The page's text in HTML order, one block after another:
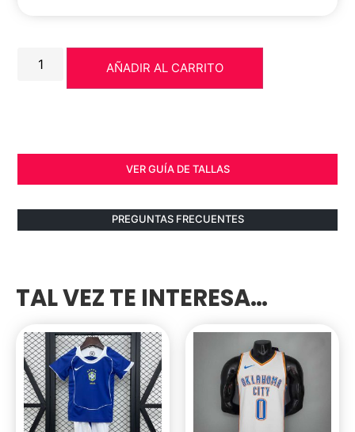
AÑADIR AL CARRITO
VER GUÍA DE TALLAS
PREGUNTAS FRECUENTES
TAL VEZ TE INTERESA…